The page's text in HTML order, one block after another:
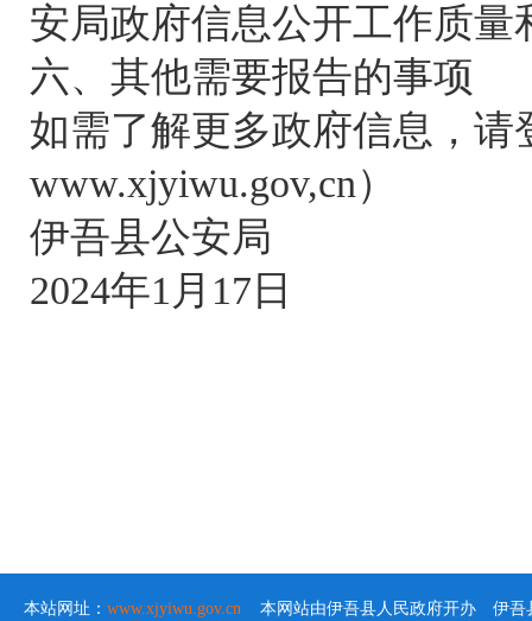
安局政府信息公开工作质量
六、其他需要报告的事项
如需了解更多政府信息，
www.xjyiwu.gov,cn）
伊吾县公安局
2024年1月17日
本站网址： www.xjyiwu.gov.cn 本网站由伊吾县人民政府开办 伊吾